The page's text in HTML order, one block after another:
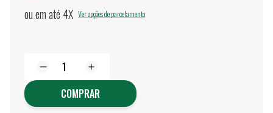
ou em até 4X Ver opções de parcelamento
COMPRAR